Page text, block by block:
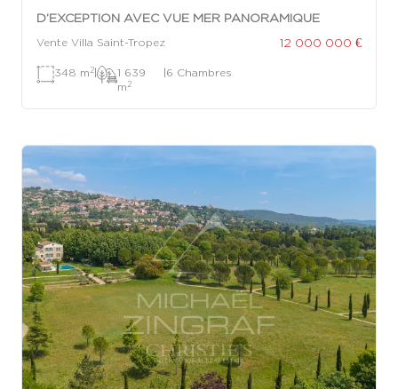
D’EXCEPTION AVEC VUE MER PANORAMIQUE
Vente Villa Saint-Tropez 12 000 000 €
348 m 2|
1 639
m 2
|6 Chambres